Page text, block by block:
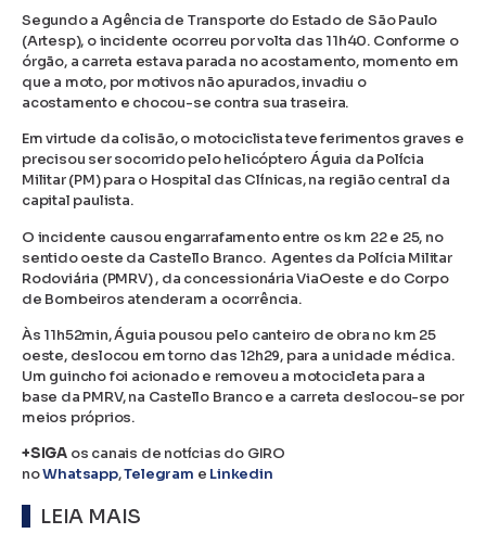
Segundo a Agência de Transporte do Estado de São Paulo
(Artesp), o incidente ocorreu por volta das 11h40. Conforme o
órgão, a carreta estava parada no acostamento, momento em
que a moto, por motivos não apurados, invadiu o
acostamento e chocou-se contra sua traseira.
Em virtude da colisão, o motociclista teve ferimentos graves e
precisou ser socorrido pelo helicóptero Águia da Polícia
Militar (PM) para o Hospital das Clínicas, na região central da
capital paulista.
O incidente causou engarrafamento entre os km 22 e 25, no
sentido oeste da Castello Branco. Agentes da Polícia Militar
Rodoviária (PMRV) , da concessionária ViaOeste e do Corpo
de Bombeiros atenderam a ocorrência.
Às 11h52min, Águia pousou pelo canteiro de obra no km 25
oeste, deslocou em torno das 12h29, para a unidade médica.
Um guincho foi acionado e removeu a motocicleta para a
base da PMRV, na Castello Branco e a carreta deslocou-se por
meios próprios.
+SIGA os canais de notícias do GIRO
noWhatsapp,Telegram e Linkedin
LEIA MAIS